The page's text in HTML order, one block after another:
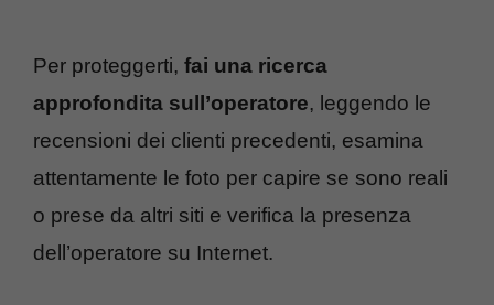
Per proteggerti, fai una ricerca
approfondita sull’operatore, leggendo le
recensioni dei clienti precedenti, esamina
attentamente le foto per capire se sono reali
o prese da altri siti e verifica la presenza
dell’operatore su Internet.